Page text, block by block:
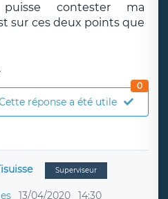
contester ma
sur ces deux points que
réponse a été utile
0
Superviseur
13/04/2020 14:30